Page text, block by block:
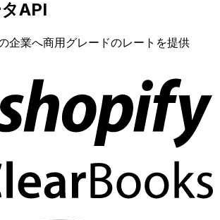
API
企業へ商用グレードのレートを提供